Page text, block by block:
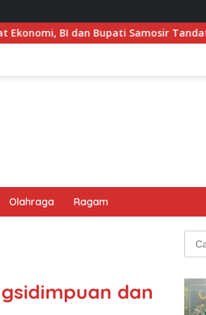
Samosir Tandatangani
Olahraga Ragam
dan
Cari
untuk: